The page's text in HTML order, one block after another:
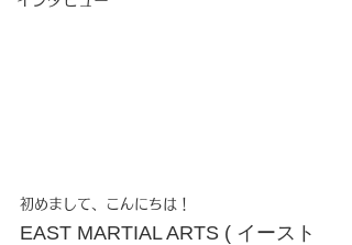
初めまして、こんにちは！
EAST MARTIAL ARTS ( イースト